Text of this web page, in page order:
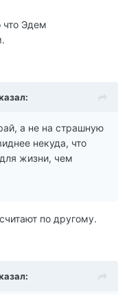
что Эдем
а не на страшную
некуда, что
жизни, чем
по другому.